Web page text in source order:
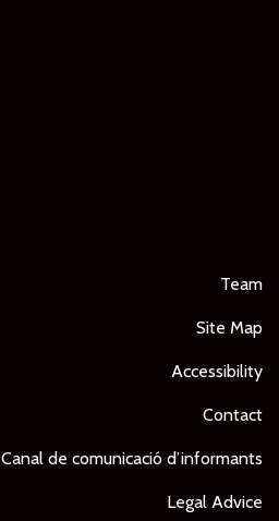
Team
Site Map
Accessibility
Contact
Canal de comunicació d’informants
Legal Advice